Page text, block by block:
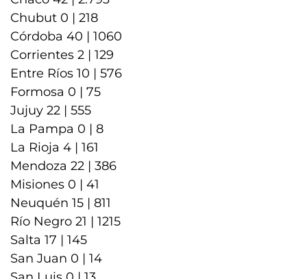
Chubut 0 | 218
Córdoba 40 | 1060
Corrientes 2 | 129
Entre Ríos 10 | 576
Formosa 0 | 75
Jujuy 22 | 555
La Pampa 0 | 8
La Rioja 4 | 161
Mendoza 22 | 386
Misiones 0 | 41
Neuquén 15 | 811
Río Negro 21 | 1215
Salta 17 | 145
San Juan 0 | 14